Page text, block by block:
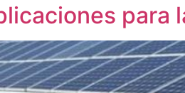
para